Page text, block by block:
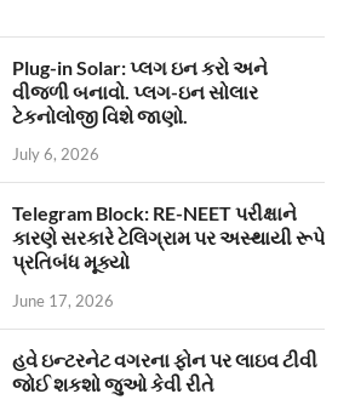
Plug-in Solar: પ્લગ ઇન કરો અને
વીજળી બનાવો. પ્લગ-ઇન સોલાર
ટેકનોલોજી વિશે જાણો.
July 6, 2026
Telegram Block: RE-NEET પરીક્ષાને
કારણે સરકારે ટેલિગ્રામ પર અસ્થાયી રૂપે
પ્રતિબંધ મૂક્યો
June 17, 2026
હવે ઇન્ટરનેટ વગરના ફોન પર લાઇવ ટીવી
જોઈ શકશો જુઓ કેવી રીતે